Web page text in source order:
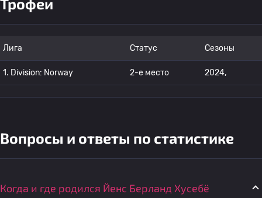
Трофеи
Лига Статус Сезоны
1. Division: Norway 2-е место 2024,
Вопросы и ответы по статистике
Когда и где родился Йенс Берланд Хусебё